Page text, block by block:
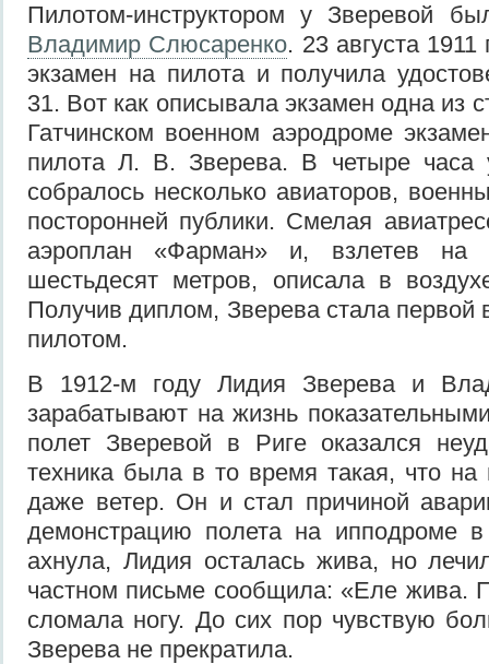
Пилотом-инструктором у Зверевой
Владимир Слюсаренко. 23 августа
экзамен на пилота и получила
31. Вот как описывала экзамен одна из
Гатчинском военном аэродроме
пилота Л. В. Зверева. В четыре часа
собралось несколько авиаторов,
посторонней публики. Смелая
аэроплан «Фарман» и, взлетев на
шестьдесят метров, описала в
Получив диплом, Зверева стала
пилотом.
В 1912-м году Лидия Зверева и
зарабатывают на жизнь
полет Зверевой в Риге оказался
техника была в то время такая, что на
даже ветер. Он и стал причиной
демонстрацию полета на ипподроме в
ахнула, Лидия осталась жива, но
частном письме сообщила: «Еле жива.
сломала ногу. До сих пор чувствую
Зверева не прекратила.